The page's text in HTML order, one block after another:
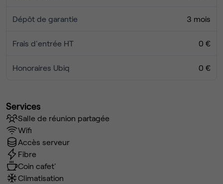
Dépôt de garantie 3 mois
Frais d'entrée HT 0 €
Honoraires Ubiq 0 €
Services
Salle de réunion partagée
Wifi
Accès serveur
Fibre
Coin cafet'
Climatisation